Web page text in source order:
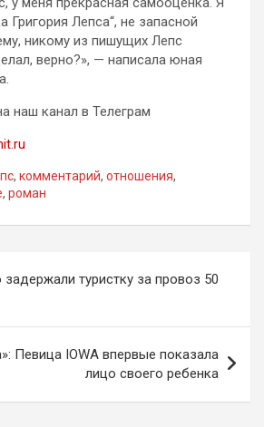
Григория Лепса“, не запасной
никому из пишущих Лепс
верно?», — написала юная
наш канал в Телеграм
, комментарий, отношения,
, роман
туристку за провоз 50
Певица IOWA впервые показала
лицо своего ребенка